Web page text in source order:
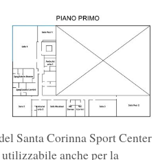
Santa Corinna Sport Center
utilizzabile anche per la